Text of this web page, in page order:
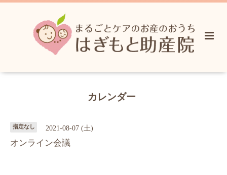
カレンダー
指定なし 2021-08-07 (土)
オンライン会議